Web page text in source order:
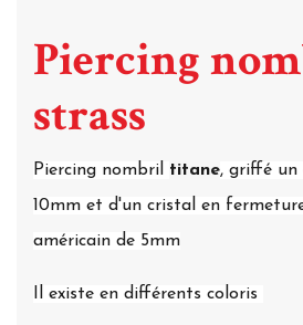
Piercing
strass
Piercing nombril titane, griffé un
10mm et d'un cristal en
américain de 5mm
Il existe en différents coloris